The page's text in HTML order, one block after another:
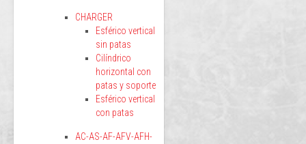
CHARGER
Esférico vertical
sin patas
Cilíndrico
horizontal con
patas y soporte
Esférico vertical
con patas
AC-AS-AF-AFV-AFH-